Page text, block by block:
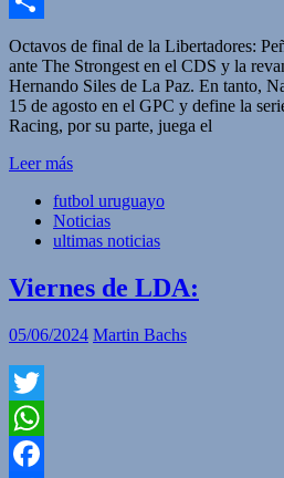
Compartir
Octavos de final de la Libertadores:
ante The Strongest en el CDS y la
Hernando Siles de La Paz. En tanto,
15 de agosto en el GPC y define la
Racing, por su parte, juega el
Leer más
futbol uruguayo
Noticias
ultimas noticias
Viernes de LDA:
05/06/2024 Martin Bachs
Twitter
WhatsApp